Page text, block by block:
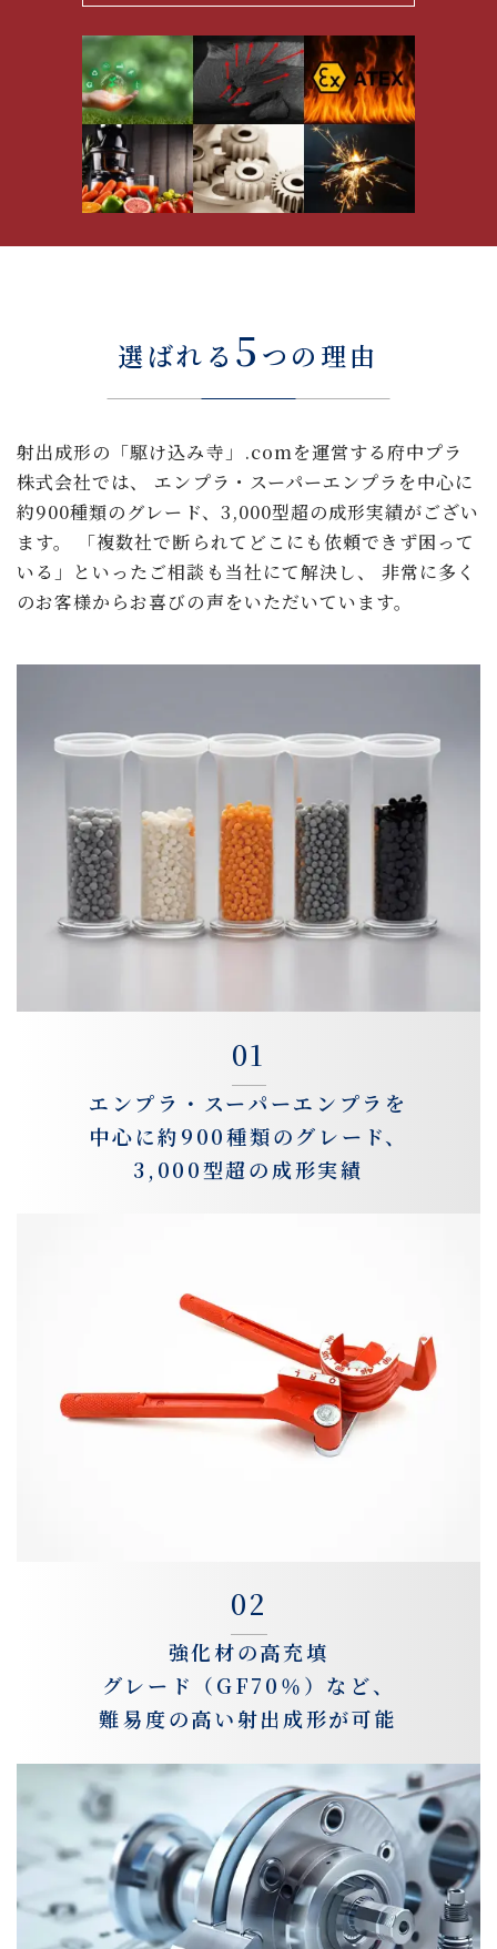
選ばれる 5 つの理由
射出成形の「駆け込み寺」.comを運営する府中プラ
株式会社では、
エンプラ・スーパーエンプラを中心に
約900種類のグレード、3,000型超の成形実績がござい
ます。
「複数社で断られてどこにも依頼できず困って
いる」といったご相談も当社にて解決し、
非常に多く
のお客様からお喜びの声をいただいています。
01
エンプラ・スーパーエンプラを
中心に約900種類のグレード、
3,000型超の成形実績
02
強化材の高充填
グレード（GF70％）など、
難易度の高い射出成形が可能